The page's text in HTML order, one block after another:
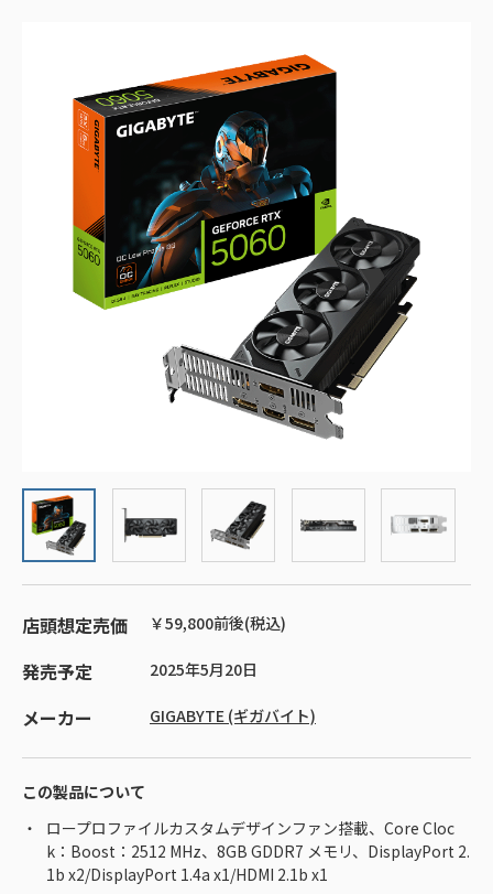
店頭想定売価 ￥59,800前後(税込)
発売予定 2025年5月20日
メーカー GIGABYTE (ギガバイト)
この製品について
ロープロファイルカスタムデザインファン搭載、Core Cloc
k：Boost：2512 MHz、8GB GDDR7 メモリ、DisplayPort 2.
1b x2/DisplayPort 1.4a x1/HDMI 2.1b x1